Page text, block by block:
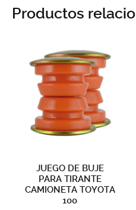
Productos
JUEGO DE BUJE
PARA TIRANTE
CAMIONETA TOYOTA
100